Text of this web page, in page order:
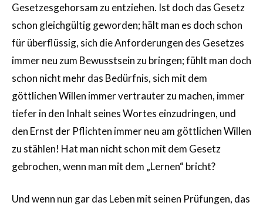
Gesetzesgehorsam zu entziehen. Ist doch das Gesetz
schon gleichgültig geworden; hält man es doch schon
für überflüssig, sich die Anforderungen des Gesetzes
immer neu zum Bewusstsein zu bringen; fühlt man doch
schon nicht mehr das Bedürfnis, sich mit dem
göttlichen Willen immer vertrauter zu machen, immer
tiefer in den Inhalt seines Wortes einzudringen, und
den Ernst der Pflichten immer neu am göttlichen Willen
zu stählen! Hat man nicht schon mit dem Gesetz
gebrochen, wenn man mit dem „Lernen“ bricht?
Und wenn nun gar das Leben mit seinen Prüfungen, das